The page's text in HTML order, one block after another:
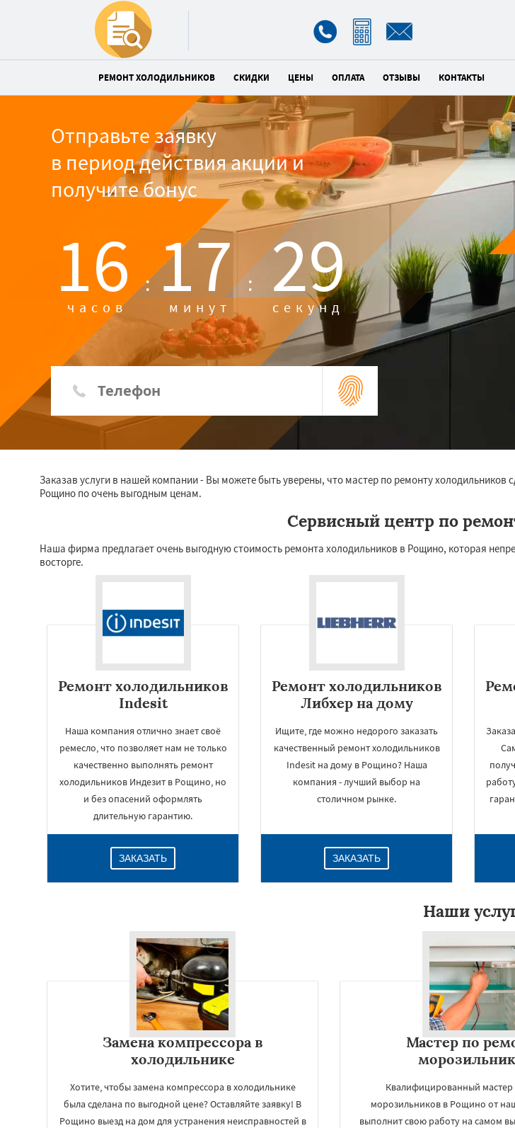
РЕМОНТ ХОЛОДИЛЬНИКОВ СКИДКИ ЦЕНЫ ОПЛАТА ОТЗЫВЫ КОНТАКТЫ
Отправьте заявку
в период действия акции и
получите бонус
16 :
часов 17 :
минут 28
секунд
Заказав услуги в нашей компании - Вы можете быть уверены, что мастер по ремонту холодильников
Рощино по очень выгодным ценам.
Сервисный центр по
Наша фирма предлагает очень выгодную стоимость ремонта холодильников в Рощино, которая
восторге.
Ремонт холодильников
Indesit
Наша компания отлично знает своё
ремесло, что позволяет нам не только
качественно выполнять ремонт
холодильников Индезит в Рощино, но
и без опасений оформлять
длительную гарантию.
ЗАКАЗАТЬ
Ремонт холодильников
Либхер на дому
Ищите, где можно недорого заказать
качественный ремонт холодильников
Indesit на дому в Рощино? Наша
компания - лучший выбор на
столичном рынке.
ЗАКАЗАТЬ
Наши
Замена компрессора в
холодильнике
Хотите, чтобы замена компрессора в холодильнике
была сделана по выгодной цене? Оставляйте заявку! В
Рощино выезд на дом для устранения неисправностей в
Мастер по
Квалифицированный
морозильников в Рощино от
выполнит свою работу на самом